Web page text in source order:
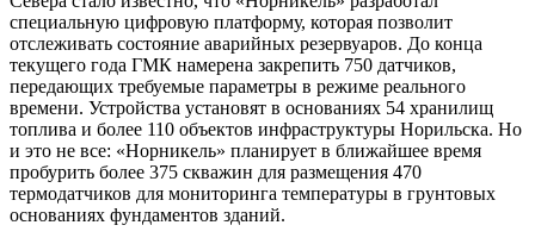
специальную цифровую платформу, которая позволит
отслеживать состояние аварийных резервуаров. До конца
текущего года ГМК намерена закрепить 750 датчиков,
передающих требуемые параметры в режиме реального
времени. Устройства установят в основаниях 54 хранилищ
топлива и более 110 объектов инфраструктуры Норильска. Но
и это не все: «Норникель» планирует в ближайшее время
пробурить более 375 скважин для размещения 470
термодатчиков для мониторинга температуры в грунтовых
основаниях фундаментов зданий.